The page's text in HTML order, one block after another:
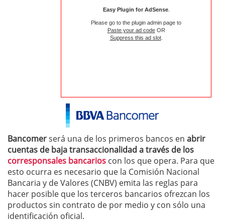
Easy Plugin for AdSense.
Please go to the plugin admin page to
Paste your ad codeOR
Suppress this ad slot.
Bancomerserá una de los primeros bancos en abrir
cuentas de baja transaccionalidad a través de los
corresponsales bancarios con los que opera. Para que
esto ocurra es necesario que la Comisión Nacional
Bancaria y de Valores (CNBV) emita las reglas para
hacer posible que los terceros bancarios ofrezcan los
productos sin contrato de por medio y con sólo una
identificación oficial.